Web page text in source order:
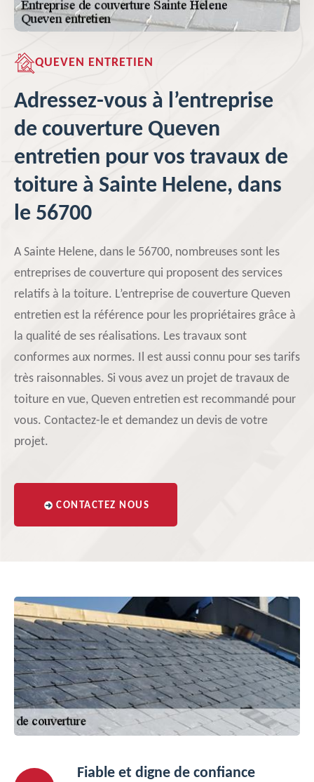
QUEVEN ENTRETIEN
Adressez-vous à l’entreprise
de couverture Queven
entretien pour vos travaux de
toiture à Sainte Helene, dans
le 56700
A Sainte Helene, dans le 56700, nombreuses sont les
entreprises de couverture qui proposent des services
relatifs à la toiture. L’entreprise de couverture Queven
entretien est la référence pour les propriétaires grâce à
la qualité de ses réalisations. Les travaux sont
conformes aux normes. Il est aussi connu pour ses tarifs
très raisonnables. Si vous avez un projet de travaux de
toiture en vue, Queven entretien est recommandé pour
vous. Contactez-le et demandez un devis de votre
projet.
CONTACTEZ NOUS
Fiable et digne de confiance